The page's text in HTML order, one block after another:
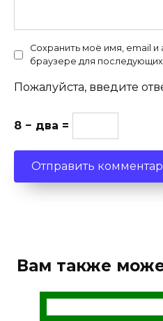
Сохранить моё имя, email и
браузере для
Пожалуйста, введите
8 − два =
Вам также